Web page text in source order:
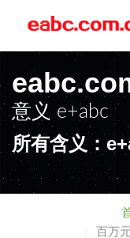
意义e+abc
所有含义：
百万